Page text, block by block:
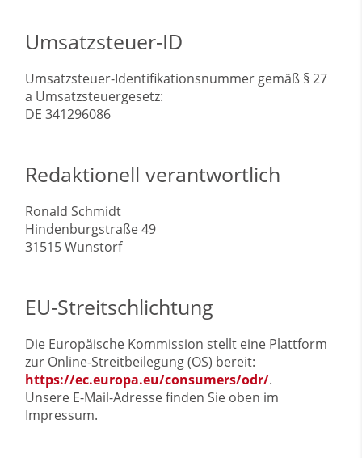
Umsatzsteuer-ID
Umsatzsteuer-Identifikationsnummer gemäß § 27
a Umsatzsteuergesetz:
DE 341296086
Redaktionell verantwortlich
Ronald Schmidt
Hindenburgstraße 49
31515 Wunstorf
EU-Streitschlichtung
Die Europäische Kommission stellt eine Plattform
zur Online-Streitbeilegung (OS) bereit:
https://ec.europa.eu/consumers/odr/.
Unsere E-Mail-Adresse finden Sie oben im
Impressum.